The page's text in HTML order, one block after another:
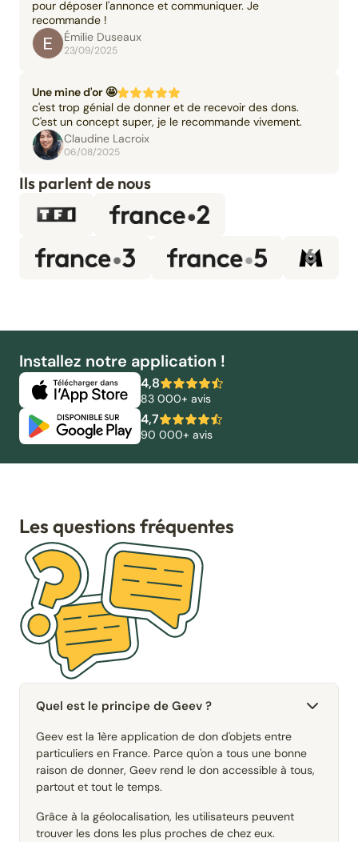
pour déposer l'annonce et communiquer. Je
recommande !
Émilie Duseaux
23/09/2025
Une mine d'or 🤩
c'est trop génial de donner et de recevoir des dons.
C'est un concept super, je le recommande vivement.
Claudine Lacroix
06/08/2025
Ils parlent de nous
Installez notre application !
4,8
83 000+ avis
4,7
90 000+ avis
Les questions fréquentes
Quel est le principe de Geev ?
Geev est la 1ère application de don d'objets entre
particuliers en France. Parce qu'on a tous une bonne
raison de donner, Geev rend le don accessible à tous,
partout et tout le temps.
Grâce à la géolocalisation, les utilisateurs peuvent
trouver les dons les plus proches de chez eux.